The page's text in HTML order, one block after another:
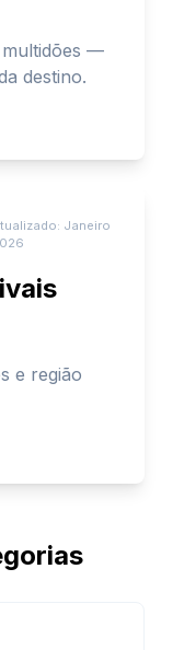
multidões —
destino.
Janeiro
e região